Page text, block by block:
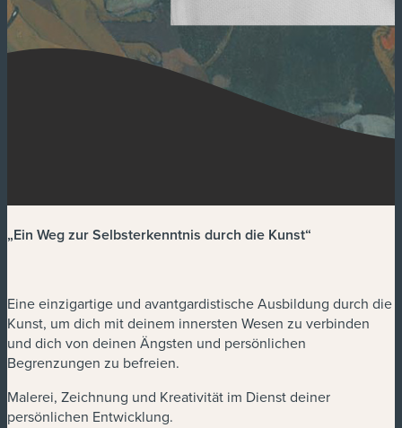
„Ein Weg zur Selbsterkenntnis durch die Kunst“
Eine einzigartige und avantgardistische Ausbildung durch die
Kunst, um dich mit deinem innersten Wesen zu verbinden
und dich von deinen Ängsten und persönlichen
Begrenzungen zu befreien.
Malerei, Zeichnung und Kreativität im Dienst deiner
persönlichen Entwicklung.